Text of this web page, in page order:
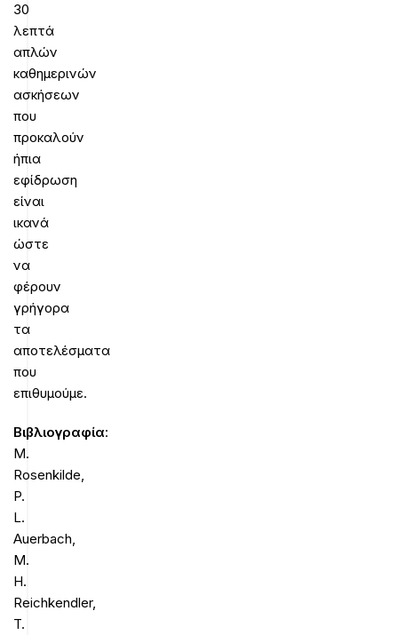
30
λεπτά
απλών
καθημερινών
ασκήσεων
που
προκαλούν
ήπια
εφίδρωση
είναι
ικανά
ώστε
να
φέρουν
γρήγορα
τα
αποτελέσματα
που
επιθυμούμε.
Βιβλιογραφία:
M.
Rosenkilde,
P.
L.
Auerbach,
M.
H.
Reichkendler,
T.